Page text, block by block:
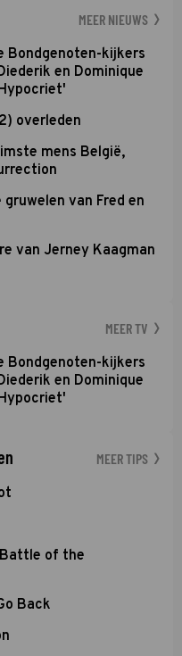
MEER NIEUWS
Bondgenoten-kijkers
en Dominique
overleden
mens België,
van Fred en
van Jerney Kaagman
MEER TV
Bondgenoten-kijkers
en Dominique
MEER TIPS
of the
Back